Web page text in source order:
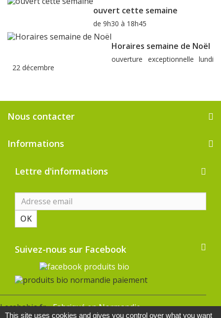
ouvert cette semaine
de 9h30 à 18h45
Horaires semaine de Noël
ouverture exceptionnelle lundi
22 décembre
Nous contacter
Informations
Lecababio.fr -Fabriqué en Normandie
Lettre d'informations
OK
Suivez-nous sur Facebook
This site uses cookies and gives you control over what you want